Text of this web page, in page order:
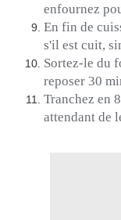
enfournez
En fin de
s'il est cuit,
Sortez-le du
reposer 30
Tranchez en
attendant de